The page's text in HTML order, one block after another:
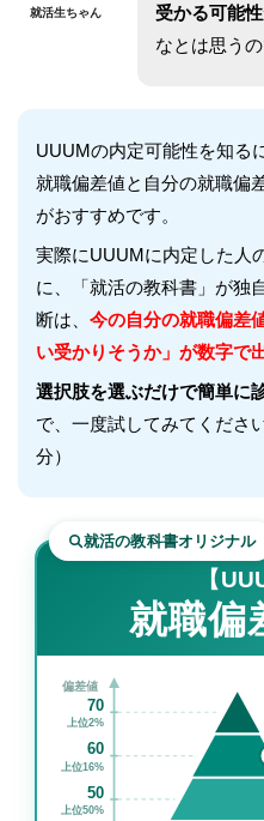
就活生ちゃん
受かる可能
なとは思うの
UUUMの内定可能性を知る
就職偏差値と自分の就職偏
がおすすめです。
実際にUUUMに内定した人
に、「就活の教科書」が独
断は、 今の自分の就職偏差
い受かりそうか」が数字で
選択肢を選ぶだけで簡単に
で、一度試してみてくださ
分）
就活の教科書オリジナル
【
就職偏
偏差値
70
上位2%
60
上位16%
50
上位50%